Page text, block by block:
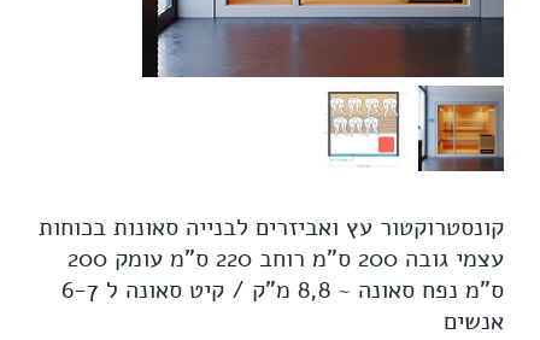
קונסטרוקטור עץ ואביזרים לבנייה סאונות בכוחות
עצמי גובה 200 ס"מ רוחב 220 ס"מ עומק 200
ס"מ נפח סאונה ~ 8,8 מ"ק / קיט סאונה ל 6-7
אנשים